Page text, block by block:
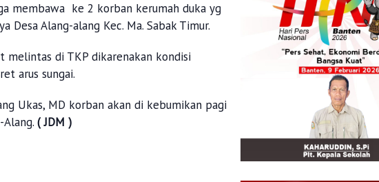
membawa ke 2 korban kerumah duka yg
Desa Alang-alang Kec. Ma. Sabak Timur.
melintas di TKP dikarenakan kondisi
arus sungai.
Ukas, MD korban akan di kebumikan pagi
( JDM )